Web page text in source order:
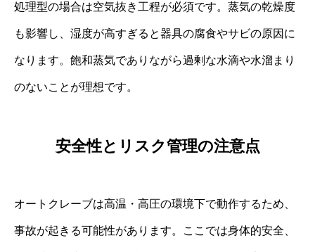
処理型の場合は空気抜き工程が必須です。蒸気の乾燥度
も影響し、湿度が高すぎると器具の腐食やサビの原因に
なります。飽和蒸気でありながら過剰な水滴や水溜まり
のないことが理想です。
安全性とリスク管理の注意点
オートクレーブは高温・高圧の環境下で動作するため、
事故が起きる可能性があります。ここでは身体的安全、